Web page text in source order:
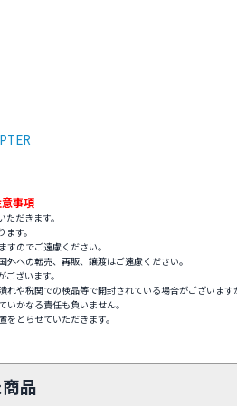
事項
だきます。
す。
すのでご遠慮ください。
への転売、再販、譲渡はご遠慮ください。
ざいます。
や税関での検品等で開封されている場合がございます
いかなる責任も負いません。
とらせていただきます。
品